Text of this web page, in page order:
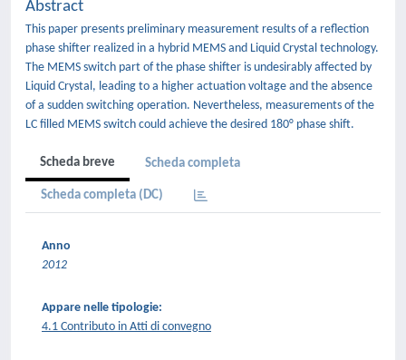
Abstract
This paper presents preliminary measurement results of a reflection
phase shifter realized in a hybrid MEMS and Liquid Crystal technology.
The MEMS switch part of the phase shifter is undesirably affected by
Liquid Crystal, leading to a higher actuation voltage and the absence
of a sudden switching operation. Nevertheless, measurements of the
LC filled MEMS switch could achieve the desired 180° phase shift.
Scheda breve Scheda completa
Scheda completa (DC)
Anno
2012
Appare nelle tipologie:
4.1 Contributo in Atti di convegno